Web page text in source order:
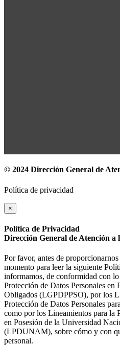
© 2024 Dirección General de
Política de privacidad
×
Política de Privacidad
Dirección General de Atención a
Por favor, antes de
momento para leer la siguiente
informamos, de conformidad con
Protección de Datos Personales en
Obligados (LGPDPPSO), por los
Protección de Datos Personales
como por los Lineamientos para la
en Posesión de la Universidad
(LPDUNAM), sobre cómo y con
personal.